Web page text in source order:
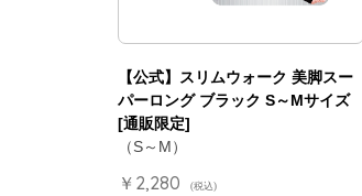
【公式】スリムウォーク 美脚スー
パーロング ブラック S～Mサイズ
[通販限定]
（S～M）
￥2,280 (税込)